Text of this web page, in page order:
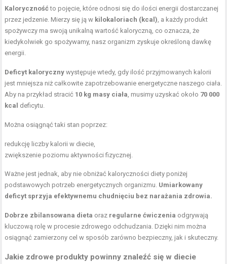
Kalorycznośćto pojęcie, które odnosi się do ilości energii dostarczanej
przez jedzenie. Mierzy się ją w kilokaloriach (kcal), a każdy produkt
spożywczy ma swoją unikalną wartość kaloryczną, co oznacza, że
kiedykolwiek go spożywamy, nasz organizm zyskuje określoną dawkę
energii.
Deficyt kaloryczny występuje wtedy, gdy ilość przyjmowanych kalorii
jest mniejsza niż całkowite zapotrzebowanie energetyczne naszego ciała.
Aby na przykład stracić 10 kg masy ciała, musimy uzyskać około 70 000
kcal deficytu.
Można osiągnąć taki stan poprzez:
redukcję liczby kalorii w diecie,
zwiększenie poziomu aktywności fizycznej.
Ważne jest jednak, aby nie obniżać kaloryczności diety poniżej
podstawowych potrzeb energetycznych organizmu. Umiarkowany
deficyt sprzyja efektywnemu chudnięciu bez narażania zdrowia.
Dobrze zbilansowana dieta oraz regularne ćwiczenia odgrywają
kluczową rolę w procesie zdrowego odchudzania. Dzięki nim można
osiągnąć zamierzony cel w sposób zarówno bezpieczny, jak i skuteczny.
Jakie zdrowe produkty powinny znaleźć się w diecie